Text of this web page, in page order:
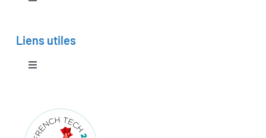
Un système hybridé sur-mesure
Toggle
Notre savoir-faire
Nos valeurs
Liens utiles
Toggle
Actualités